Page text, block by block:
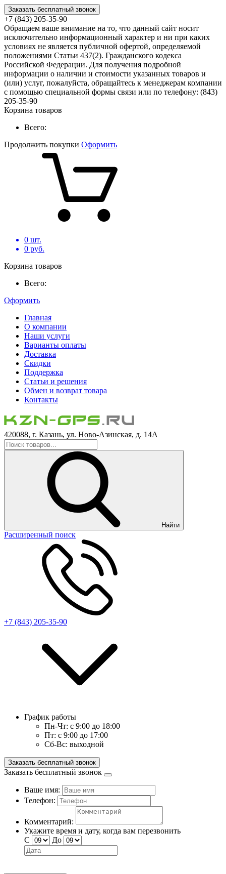
Заказать бесплатный звонок
+7 (843) 205-35-90
Обращаем ваше внимание на то, что данный сайт носит
исключительно информационный характер и ни при каких
условиях не является публичной офертой, определяемой
положениями Статьи 437(2). Гражданского кодекса
Российской Федерации. Для получения подробной
информации о наличии и стоимости указанных товаров и
(или) услуг, пожалуйста, обращайтесь к менеджерам компании
с помощью специальной формы связи или по телефону: (843)
205-35-90
Корзина товаров
Всего:
Продолжить покупки Оформить
0 шт.
0 руб.
Корзина товаров
Всего:
Оформить
Главная
О компании
Наши услуги
Варианты оплаты
Доставка
Скидки
Поддержка
Статьи и решения
Обмен и возврат товара
Контакты
420088, г. Казань, ул. Ново-Азинская, д. 14А
Найти
Расширенный поиск
+7 (843) 205-35-90
График работы
Пн-Чт: с 9:00 до 18:00
Пт: с 9:00 до 17:00
Сб-Вс: выходной
Заказать бесплатный звонок
Заказать бесплатный звонок
Ваше имя:
Телефон:
Комментарий:
Укажите время и дату, когда вам перезвонить
С
До